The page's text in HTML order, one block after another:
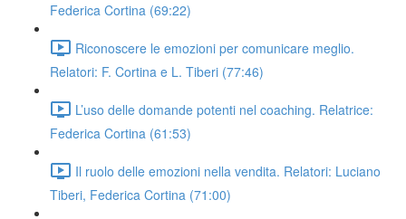
Federica Cortina (69:22)
Riconoscere le emozioni per comunicare meglio.
Relatori: F. Cortina e L. Tiberi (77:46)
L’uso delle domande potenti nel coaching. Relatrice:
Federica Cortina (61:53)
Il ruolo delle emozioni nella vendita. Relatori: Luciano
Tiberi, Federica Cortina (71:00)